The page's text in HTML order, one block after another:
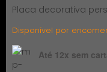
Placa decorativa
Disponível por
Até 12x sem